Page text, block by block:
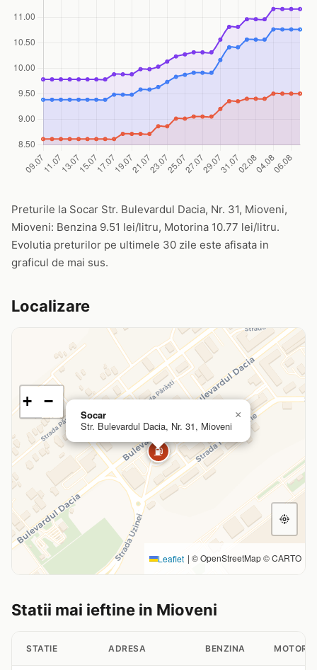
Preturile la Socar Str. Bulevardul Dacia, Nr. 31, Mioveni,
Mioveni: Benzina 9.51 lei/litru, Motorina 10.77 lei/litru.
Evolutia preturilor pe ultimele 30 zile este afisata in
graficul de mai sus.
Localizare
⛽
Socar
Str. Bulevardul Dacia, Nr. 31, Mioveni
×
+ −
Leaflet | © OpenStreetMap © CARTO
Statii mai ieftine in Mioveni
STATIE ADRESA BENZINA